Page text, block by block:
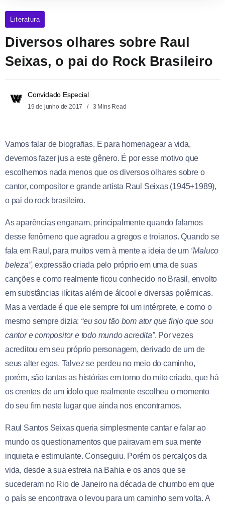
Literatura
Diversos olhares sobre Raul
Seixas, o pai do Rock Brasileiro
Convidado Especial
19 de junho de 2017 3 Mins Read
Vamos falar de biografias. E para homenagear a vida,
devemos fazer jus a este gênero. É por esse motivo que
escolhemos nada menos que os diversos olhares sobre o
cantor, compositor e grande artista Raul Seixas (1945+1989),
o pai do rock brasileiro.
As aparências enganam, principalmente quando falamos
desse fenômeno que agradou a gregos e troianos. Quando se
fala em Raul, para muitos vem à mente a ideia de um“Maluco
beleza”, expressão criada pelo próprio em uma de suas
canções e como realmente ficou conhecido no Brasil, envolto
em substâncias ilícitas além de álcool e diversas polêmicas.
Mas a verdade é que ele sempre foi um intérprete, e como o
mesmo sempre dizia: “eu sou tão bom ator que finjo que sou
cantor e compositor e todo mundo acredita”. Por vezes
acreditou em seu próprio personagem, derivado de um de
seus alter egos. Talvez se perdeu no meio do caminho,
porém, são tantas as histórias em torno do mito criado, que há
os crentes de um ídolo que realmente escolheu o momento
do seu fim neste lugar que ainda nos encontramos.
Raul Santos Seixas queria simplesmente cantar e falar ao
mundo os questionamentos que pairavam em sua mente
inquieta e estimulante. Conseguiu. Porém os percalços da
vida, desde a sua estreia na Bahia e os anos que se
sucederam no Rio de Janeiro na década de chumbo em que
o país se encontrava o levou para um caminho sem volta. A